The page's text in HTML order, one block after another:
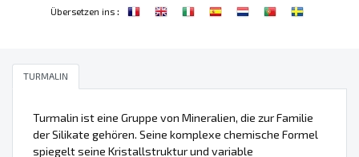
Übersetzen ins:
TURMALIN
Turmalin ist eine Gruppe von Mineralien, die zur Familie
der Silikate gehören. Seine komplexe chemische Formel
spiegelt seine Kristallstruktur und variable